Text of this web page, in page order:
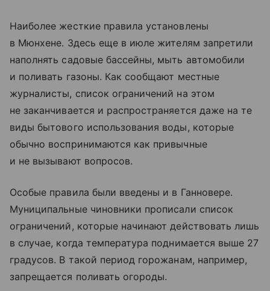
Наиболее жесткие правила установлены
в Мюнхене. Здесь еще в июле жителям запретили
наполнять садовые бассейны, мыть автомобили
и поливать газоны. Как сообщают местные
журналисты, список ограничений на этом
не заканчивается и распространяется даже на те
виды бытового использования воды, которые
обычно воспринимаются как привычные
и не вызывают вопросов.
Особые правила были введены и в Ганновере.
Муниципальные чиновники прописали список
ограничений, которые начинают действовать лишь
в случае, когда температура поднимается выше 27
градусов. В такой период горожанам, например,
запрещается поливать огороды.